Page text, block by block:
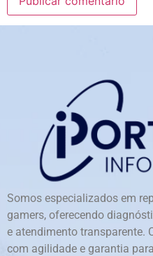
Somos especializados em
gamers, oferecendo
e atendimento transparente.
com agilidade e garantia